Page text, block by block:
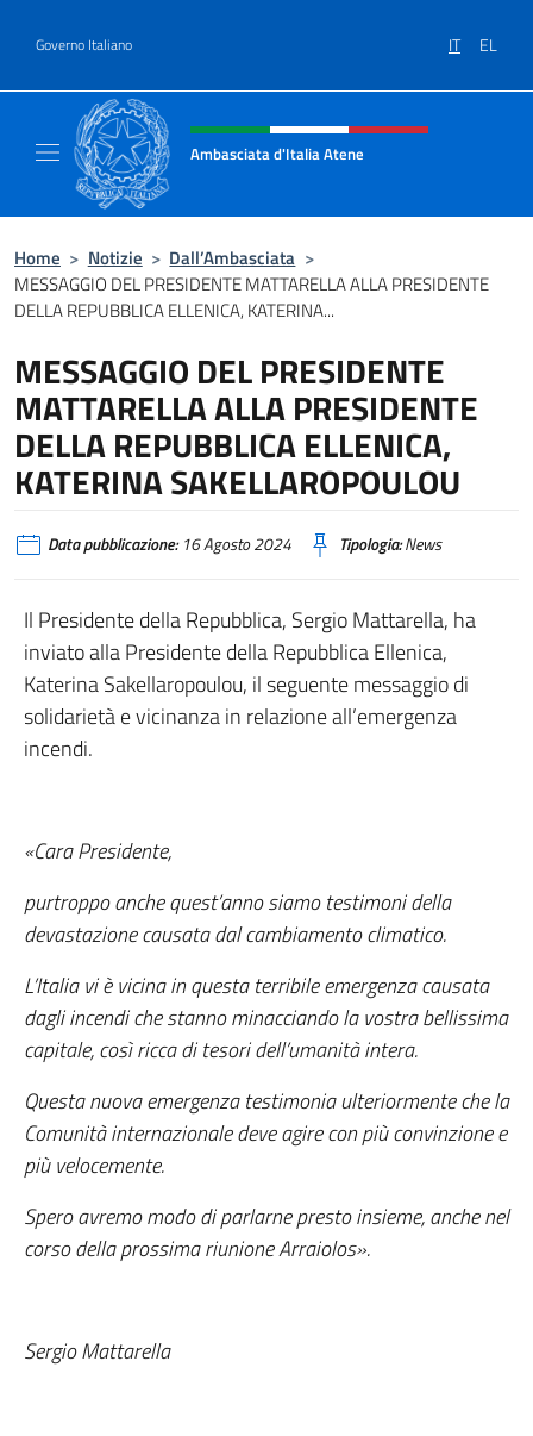
Governo Italiano IT EL
Intestazione sito, social e menù
Ambasciata d'Italia Atene
Home > Notizie > Dall’Ambasciata >
MESSAGGIO DEL PRESIDENTE MATTARELLA ALLA PRESIDENTE
DELLA REPUBBLICA ELLENICA, KATERINA...
MESSAGGIO DEL PRESIDENTE
MATTARELLA ALLA PRESIDENTE
DELLA REPUBBLICA ELLENICA,
KATERINA SAKELLAROPOULOU
Data pubblicazione:16 Agosto 2024 Tipologia:News
Il Presidente della Repubblica, Sergio Mattarella, ha
inviato alla Presidente della Repubblica Ellenica,
Katerina Sakellaropoulou, il seguente messaggio di
solidarietà e vicinanza in relazione all’emergenza
incendi.
«Cara Presidente,
purtroppo anche quest’anno siamo testimoni della
devastazione causata dal cambiamento climatico.
L’Italia vi è vicina in questa terribile emergenza causata
dagli incendi che stanno minacciando la vostra bellissima
capitale, così ricca di tesori dell’umanità intera.
Questa nuova emergenza testimonia ulteriormente che la
Comunità internazionale deve agire con più convinzione e
più velocemente.
Spero avremo modo di parlarne presto insieme, anche nel
corso della prossima riunione Arraiolos».
Sergio Mattarella